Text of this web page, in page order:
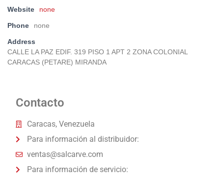
Website none
Phone none
Address
CALLE LA PAZ EDIF. 319 PISO 1 APT 2 ZONA COLONIAL
CARACAS (PETARE) MIRANDA
Contacto
Caracas, Venezuela
Para información al distribuidor:
ventas@salcarve.com
Para información de servicio: